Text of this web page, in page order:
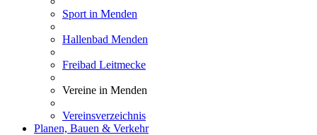
Sport in Menden
Hallenbad Menden
Freibad Leitmecke
Vereine in Menden
Vereinsverzeichnis
Planen, Bauen & Verkehr